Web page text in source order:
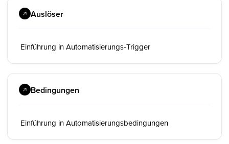
Auslöser
Einführung in Automatisierungs-Trigger
Bedingungen
Einführung in Automatisierungsbedingungen